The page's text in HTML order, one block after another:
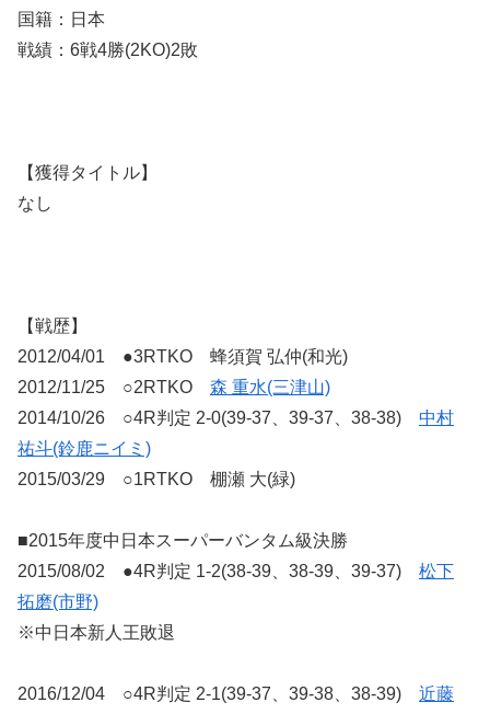
国籍：日本
戦績：6戦4勝(2KO)2敗
【獲得タイトル】
なし
【戦歴】
2012/04/01 ●3RTKO 蜂須賀 弘仲(和光)
2012/11/25 ○2RTKO 森 重水(三津山)
2014/10/26 ○4R判定 2-0(39-37、39-37、38-38) 中村
祐斗(鈴鹿ニイミ)
2015/03/29 ○1RTKO 棚瀬 大(緑)
■2015年度中日本スーパーバンタム級決勝
2015/08/02 ●4R判定 1-2(38-39、38-39、39-37) 松下
拓磨(市野)
※中日本新人王敗退
2016/12/04 ○4R判定 2-1(39-37、39-38、38-39) 近藤